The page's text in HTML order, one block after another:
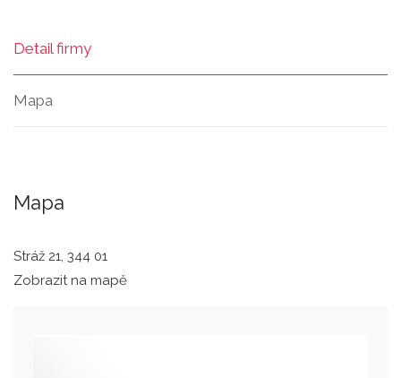
Detail firmy
Mapa
Mapa
Stráž 21, 344 01
Zobrazit na mapě